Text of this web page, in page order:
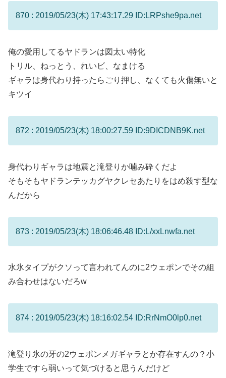
870 : 2019/05/23(木) 17:43:17.29 ID:LRPshe9pa.net
俺の愛用してるヤドランは図太い特化
トリル、ねっとう、れいビ、なまける
ギャラは身代わり持ったらごり押し、なくても火傷無いと
キツイ
872 : 2019/05/23(木) 18:00:27.59 ID:9DICDNB9K.net
身代わりギャラは地震と滝登りか噛み砕くだよ
そもそもヤドランテッカグヤクレセあたりをはめ殺す型な
んだから
873 : 2019/05/23(木) 18:06:46.48 ID:L/xxLnwfa.net
水氷タイプがクソって言われてんのに2ウェポンでその組
み合わせはないだろw
874 : 2019/05/23(木) 18:16:02.54 ID:RrNmO0lp0.net
滝登り氷の牙の2ウェポンメガギャラとか存在すんの？小
学生ですら弱いって気づけると思うんだけど